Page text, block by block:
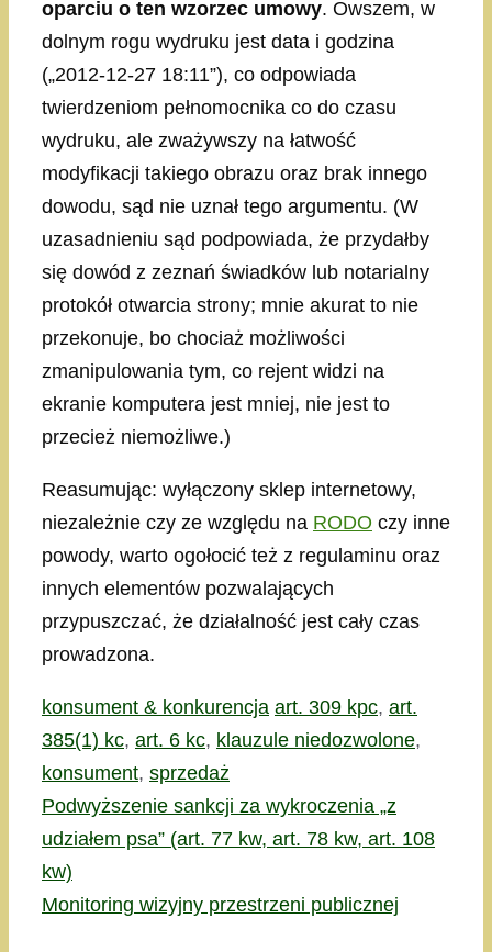
oparciu o ten wzorzec umowy. Owszem, w
dolnym rogu wydruku jest data i godzina
(„2012-12-27 18:11”), co odpowiada
twierdzeniom pełnomocnika co do czasu
wydruku, ale zważywszy na łatwość
modyfikacji takiego obrazu oraz brak innego
dowodu, sąd nie uznał tego argumentu. (W
uzasadnieniu sąd podpowiada, że przydałby
się dowód z zeznań świadków lub notarialny
protokół otwarcia strony; mnie akurat to nie
przekonuje, bo chociaż możliwości
zmanipulowania tym, co rejent widzi na
ekranie komputera jest mniej, nie jest to
przecież niemożliwe.)
Reasumując: wyłączony sklep internetowy,
niezależnie czy ze względu na RODO czy inne
powody, warto ogołocić też z regulaminu oraz
innych elementów pozwalających
przypuszczać, że działalność jest cały czas
prowadzona.
Kategorie
konsument & konkurencja Tagi
art. 309 kpc, art.
385(1) kc, art. 6 kc, klauzule niedozwolone,
konsument, sprzedaż
Podwyższenie sankcji za wykroczenia „z
udziałem psa” (art. 77 kw, art. 78 kw, art. 108
kw)
Monitoring wizyjny przestrzeni publicznej